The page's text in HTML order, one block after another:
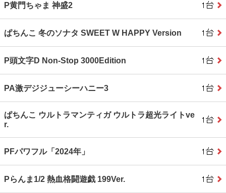
P黄門ちゃま 神盛2
ぱちんこ 冬のソナタ SWEET W HAPPY Version
P頭文字D Non‐Stop 3000Edition
PA激デジジューシーハニー3
ぱちんこ ウルトラマンティガ ウルトラ超光ライトve
r.
PFパワフル「2024年」
Pらんま1/2 熱血格闘遊戯 199Ver.